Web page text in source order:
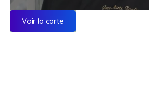
Voir la carte